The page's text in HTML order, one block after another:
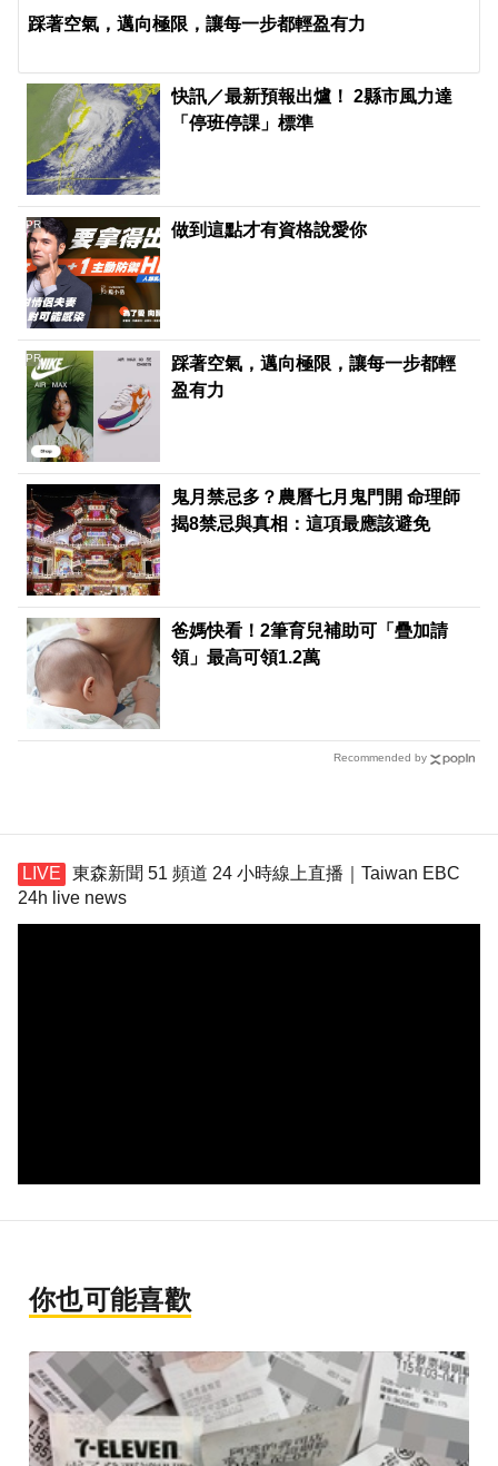
踩著空氣，邁向極限，讓每一步都輕盈有力
快訊／最新預報出爐！ 2縣市風力達
「停班停課」標準
做到這點才有資格說愛你
PR
踩著空氣，邁向極限，讓每一步都輕
盈有力
PR
鬼月禁忌多？農曆七月鬼門開 命理師
揭8禁忌與真相：這項最應該避免
爸媽快看！2筆育兒補助可「疊加請
領」最高可領1.2萬
Recommended by
東森新聞 51 頻道 24 小時線上直播｜Taiwan EBC
24h live news
你也可能喜歡